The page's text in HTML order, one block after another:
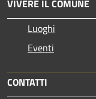
VIVERE IL COMUNE
Luoghi
Eventi
CONTATTI